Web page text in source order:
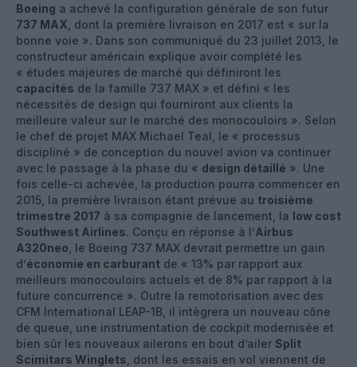
Boeing a achevé la configuration générale de son futur
737 MAX , dont la première livraison en 2017 est « sur la
bonne voie ». Dans son communiqué du 23 juillet 2013, le
constructeur américain explique avoir complété les
« études majeures de marché qui définiront les
capacités de la famille 737 MAX » et défini « les
nécessités de design qui fourniront aux clients la
meilleure valeur sur le marché des monocouloirs ». Selon
le chef de projet MAX Michael Teal, le « processus
discipliné » de conception du nouvel avion va continuer
avec le passage à la phase du « design détaillé ». Une
fois celle-ci achevée, la production pourra commencer en
2015, la première livraison étant prévue au troisième
trimestre 2017 à sa compagnie de lancement, la low cost
Southwest Airlines. Conçu en réponse à l’Airbus
A320neo , le Boeing 737 MAX devrait permettre un gain
d’économie en carburant de « 13% par rapport aux
meilleurs monocouloirs actuels et de 8% par rapport à la
future concurrence ». Outre la remotorisation avec des
CFM International LEAP-1B, il intègrera un nouveau cône
de queue, une instrumentation de cockpit modernisée et
bien sûr les nouveaux ailerons en bout d’ailer Split
Scimitars Winglets , dont les essais en vol viennent de